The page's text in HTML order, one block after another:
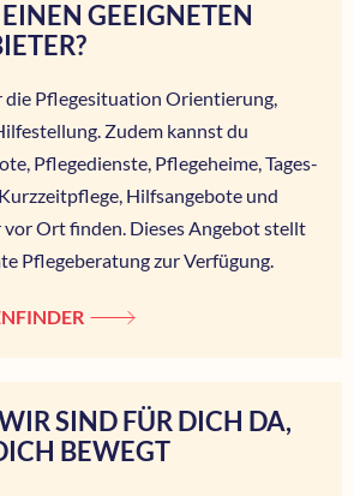
GEEIGNETEN
Pflegesituation Orientierung,
Zudem kannst du
Pflegedienste, Pflegeheime, Tages-
Hilfsangebote und
vor Ort finden. Dieses Angebot stellt
Pflegeberatung zur Verfügung.
SIND FÜR DICH DA,
BEWEGT